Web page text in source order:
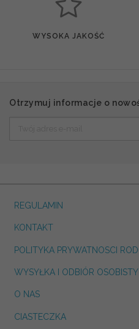
WYSOKA JAKOŚĆ
Otrzymuj informacje o
REGULAMIN
KONTAKT
POLITYKA PRYWATNOSCI
WYSYŁKA I ODBIÓR OSOBISTY
O NAS
CIASTECZKA